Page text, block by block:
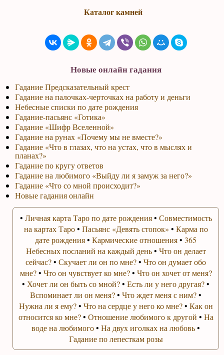
Каталог камней
Новые онлайн гадания
Гадание Предсказательный крест
Гадание на палочках-черточках на работу и деньги
Небесные списки по дате рождения
Гадание-пасьянс «Готика»
Гадание «Шифр Вселенной»
Гадание на рунах «Почему мы не вместе?»
Гадание «Что в глазах, что на устах, что в мыслях и
планах?»
Гадание по кругу ответов
Гадание на любимого «Выйду ли я замуж за него?»
Гадание «Что со мной происходит?»
Новые гадания онлайн
• Личная карта Таро по дате рождения• Совместимость
на картах Таро• Пасьянс «Девять стопок» • Карма по
дате рождения•Кармические отношения•365
Небесных посланий на каждый день• Что он делает
сейчас?•Скучает ли он по мне?•Что он думает обо
мне?• Что он чувствует ко мне?• Что он хочет от меня?
• Хочет ли он быть со мной?•Есть ли у него другая?•
Вспоминает ли он меня?•Что ждет меня с ним?•
Нужна ли я ему?• Что на сердце у него ко мне?• Как он
относится ко мне?• Отношение любимого к другой • На
воде на любимого•На двух иголках на любовь•
Гадание по лепесткам розы